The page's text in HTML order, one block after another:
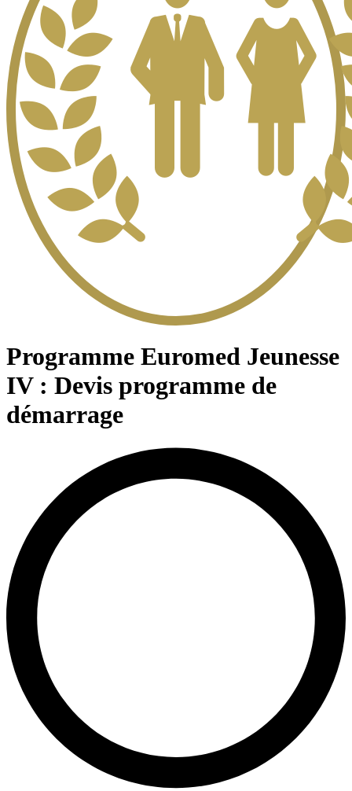
Programme Euromed Jeunesse
IV : Devis programme de
démarrage